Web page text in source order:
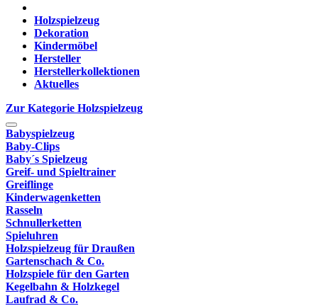
Holzspielzeug
Dekoration
Kindermöbel
Hersteller
Herstellerkollektionen
Aktuelles
Zur Kategorie Holzspielzeug
Babyspielzeug
Baby-Clips
Baby´s Spielzeug
Greif- und Spieltrainer
Greiflinge
Kinderwagenketten
Rasseln
Schnullerketten
Spieluhren
Holzspielzeug für Draußen
Gartenschach & Co.
Holzspiele für den Garten
Kegelbahn & Holzkegel
Laufrad & Co.